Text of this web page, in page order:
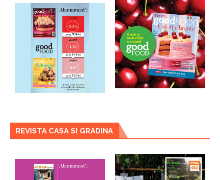
REVISTA CASA SI GRADINA